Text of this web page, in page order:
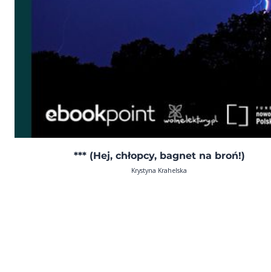
*** (Hej, chłopcy, bagnet na broń!)
Krystyna Krahelska